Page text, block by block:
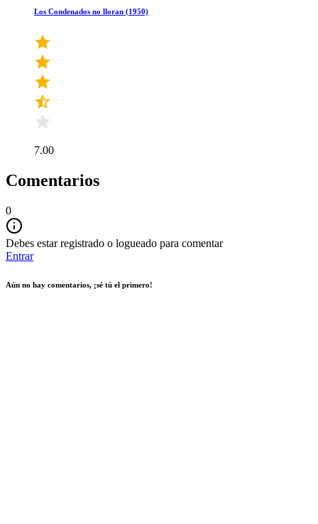
Los Condenados no lloran (1950)
7.00
Comentarios
0
Debes estar registrado o logueado para comentar
Entrar
Aún no hay comentarios, ¡sé tú el primero!